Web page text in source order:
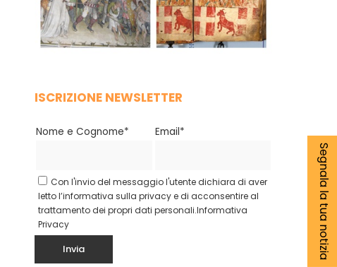
ISCRIZIONE NEWSLETTER
Nome e Cognome* Email*
Con l'invio del messaggio l'utente dichiara di aver
letto l’informativa sulla privacy e di acconsentire al
trattamento dei propri dati personali.Informativa
Privacy
Segnala la tua notizia